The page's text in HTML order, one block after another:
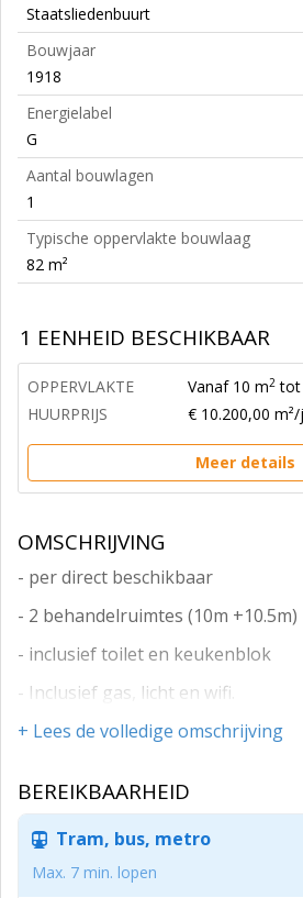
Staatsliedenbuurt
Bouwjaar
1918
Energielabel
G
Aantal bouwlagen
1
Typische oppervlakte bouwlaag
82 m²
1 EENHEID BESCHIKBAAR
OPPERVLAKTE Vanaf 10 m2 tot
HUURPRIJS € 10.200,00
Meer details
OMSCHRIJVING
- per direct beschikbaar
- 2 behandelruimtes (10m +10.5m)
- inclusief toilet en keukenblok
- Inclusief gas, licht en wifi.
- Grote wachtruimte aanwezig
- 8 minuten van Amsterdam
- KvK inschrijving vereist.
+ Lees de volledige omschrijving
BEREIKBAARHEID
Tram, bus, metro
Max. 7 min. lopen